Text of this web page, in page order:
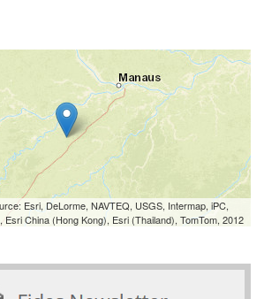
Esri, DeLorme, NAVTEQ, USGS, Intermap, iPC,
China (Hong Kong), Esri (Thailand), TomTom, 2012